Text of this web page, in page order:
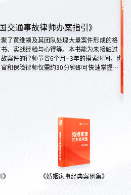
交通事故律师办案指引》
了黄维领及其团队处理大量案件形成的格
、实战经验与心得等。本书能为未接触过
案件的律师节省6个月~3年的摸索时间，也
和保险律师仅需约30分钟即可快速掌握案
《婚姻家事经典案例集》